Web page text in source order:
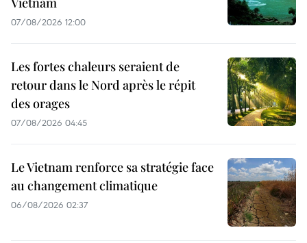
07/08/2026 12:00
Les fortes chaleurs seraient de
retour dans le Nord après le répit
des orages
07/08/2026 04:45
Le Vietnam renforce sa stratégie face
au changement climatique
06/08/2026 02:37